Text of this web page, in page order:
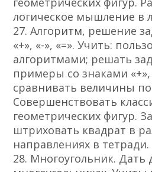
логическое мышление в
27. Алгоритм, решение
«+», «-», «=». Учить:
алгоритмами; решать
примеры со знаками «+»,
сравнивать величины по
Совершенствовать
геометрических фигур.
штриховать квадрат в
направлениях в тетради.
28. Многоугольник. Дать